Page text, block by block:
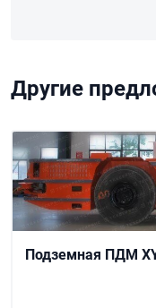
Другие
Подземная ПДМ